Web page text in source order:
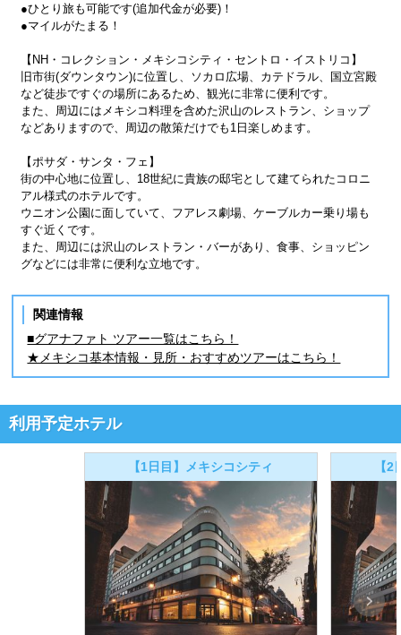
●ひとり旅も可能です(追加代金が必要)！
●マイルがたまる！
【NH・コレクション・メキシコシティ・セントロ・イストリコ】
旧市街(ダウンタウン)に位置し、ソカロ広場、カテドラル、国立宮殿
など徒歩ですぐの場所にあるため、観光に非常に便利です。
また、周辺にはメキシコ料理を含めた沢山のレストラン、ショップ
などありますので、周辺の散策だけでも1日楽しめます。
【ポサダ・サンタ・フェ】
街の中心地に位置し、18世紀に貴族の邸宅として建てられたコロニ
アル様式のホテルです。
ウニオン公園に面していて、フアレス劇場、ケーブルカー乗り場も
すぐ近くです。
また、周辺には沢山のレストラン・バーがあり、食事、ショッピン
グなどには非常に便利な立地です。
関連情報
■グアナファト ツアー一覧はこちら！
★メキシコ基本情報・見所・おすすめツアーはこちら！
利用予定ホテル
【1日目】メキシコシティ 【